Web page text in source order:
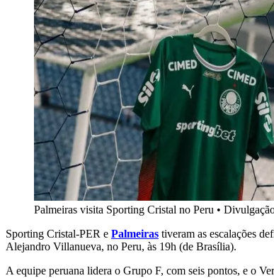
Palmeiras visita Sporting Cristal no Peru •
Sporting Cristal-PER e Palmeiras tiveram as escalações
Alejandro Villanueva, no Peru, às 19h (de Brasília).
A equipe peruana lidera o Grupo F, com seis pontos, e o